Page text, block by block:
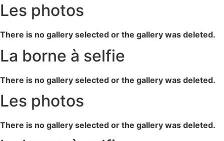
Les photos
There is no gallery selected or the gallery was deleted.
La borne à selfie
There is no gallery selected or the gallery was deleted.
Les photos
There is no gallery selected or the gallery was deleted.